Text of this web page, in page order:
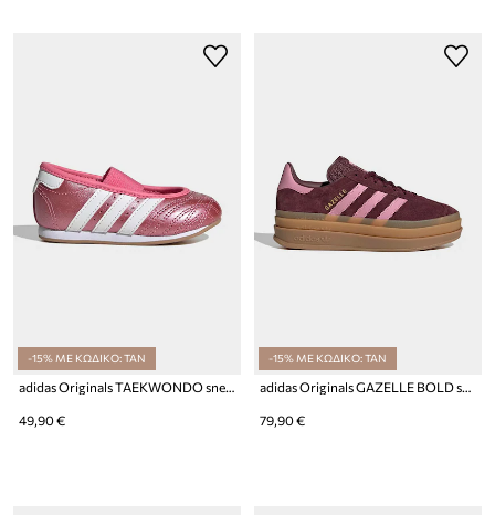
-15% ΜΕ ΚΩΔΙΚΟ: TAN
adidas Originals TAEKWONDO sneakers παιδικά δερμάτινα
49,90 €
-15% ΜΕ ΚΩΔΙΚΟ: TAN
adidas Originals GAZELLE BOLD sneakers παιδικά σουέτ
79,90 €